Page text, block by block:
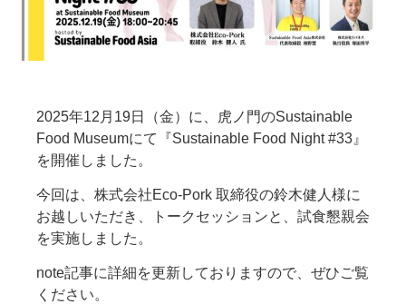
2025年12月19日（金）に、虎ノ門のSustainable
Food Museumにて『Sustainable Food Night #33』
を開催しました。
今回は、株式会社Eco-Pork 取締役の鈴木健人様に
お越しいただき、トークセッションと、試食懇親会
を実施しました。
note記事に詳細を更新しておりますので、ぜひご覧
ください。